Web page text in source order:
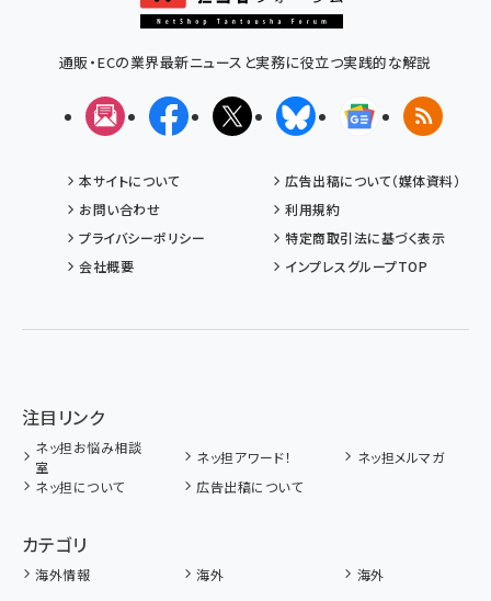
通販・ECの業界最新ニュースと実務に役立つ実践的な解説
メルマガFacebookX(エックス)BlueskyGoogleニュ
RSS
本サイトについて
広告出稿について（媒体資料）
お問い合わせ
利用規約
プライバシーポリシー
特定商取引法に基づく表示
会社概要
インプレスグループTOP
注目リンク
ネッ担お悩み相談
室
ネッ担アワード！
ネッ担メルマガ
ネッ担について
広告出稿について
カテゴリ
海外情報 海外
海外